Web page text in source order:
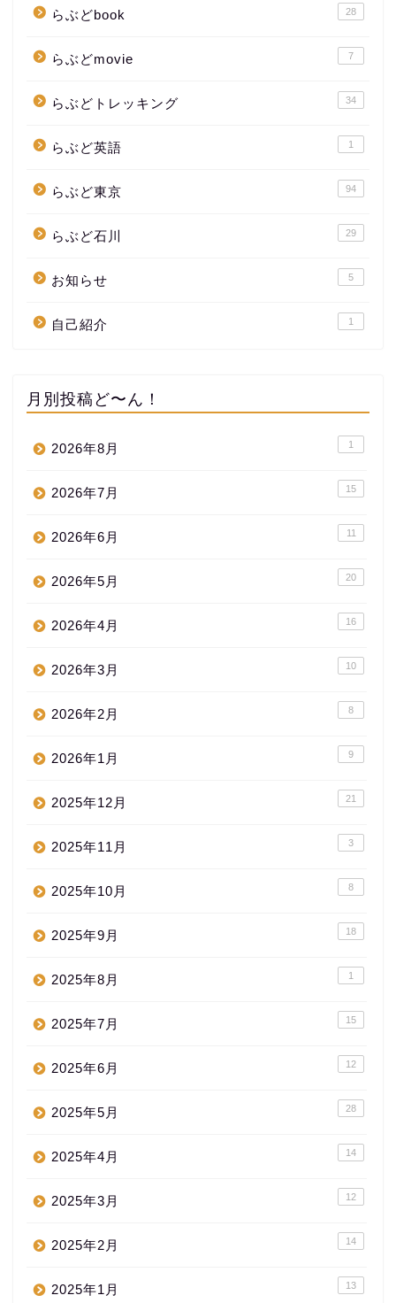
らぶどbook 28
らぶどmovie 7
らぶどトレッキング 34
らぶど英語 1
らぶど東京 94
らぶど石川 29
お知らせ 5
自己紹介 1
月別投稿ど〜ん！
2026年8月 1
2026年7月 15
2026年6月 11
2026年5月 20
2026年4月 16
2026年3月 10
2026年2月 8
2026年1月 9
2025年12月 21
2025年11月 3
2025年10月 8
2025年9月 18
2025年8月 1
2025年7月 15
2025年6月 12
2025年5月 28
2025年4月 14
2025年3月 12
2025年2月 14
2025年1月 13